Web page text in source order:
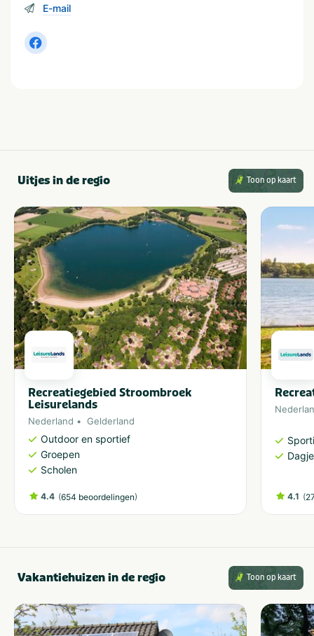
Soort huuraccommodatie
Chalet
E-mail
Uitjes in de regio Toon op kaart
Recreatiegebied Stroombroek
Leisurelands
Nederland Gelderland
Outdoor en sportief
Groepen
Scholen
4.4 (654 beoordelingen) 4.1 (
Vakantiehuizen in de regio Toon op kaart